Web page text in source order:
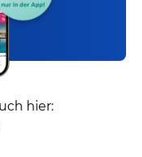
hier: